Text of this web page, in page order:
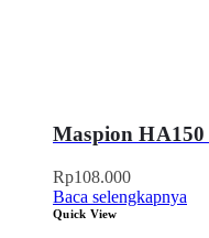
Maspion
Rp108.000
Baca selengkapnya
Quick View